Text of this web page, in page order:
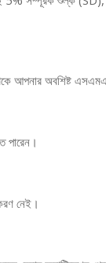
আপনার অবশিষ্ট
পারেন।
নেই।